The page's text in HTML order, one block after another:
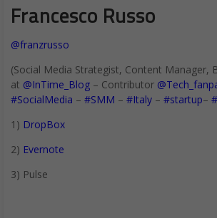
Francesco Russo
@franzrusso
(Social Media Strategist, Content Manager,
at @InTime_Blog – Contributor
#SocialMedia – #SMM – #Italy – #startup–
1) DropBox
2) Evernote
3) Pulse